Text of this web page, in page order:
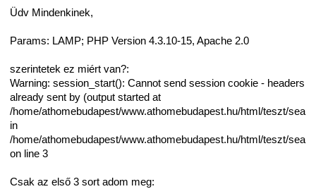
Üdv Mindenkinek,
Params: LAMP; PHP Version 4.3.10-15, Apache 2.0
szerintetek ez miért van?:
Warning: session_start(): Cannot send session cookie - headers
already sent by (output started at
/home/athomebudapest/www.athomebudapest.hu/html/teszt/
in
/home/athomebudapest/www.athomebudapest.hu/html/teszt/
on line 3
Csak az első 3 sort adom meg: